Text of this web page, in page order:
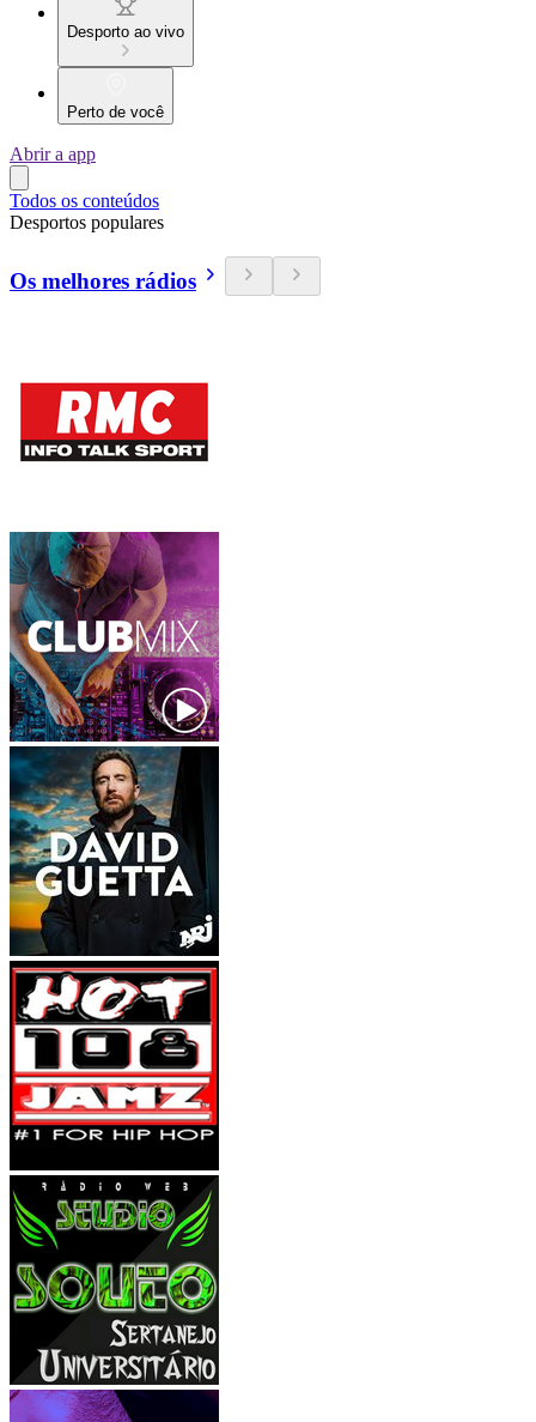
Desporto ao vivo
Perto de você
Abrir a app
Todos os conteúdos
Desportos populares
Os melhores rádios